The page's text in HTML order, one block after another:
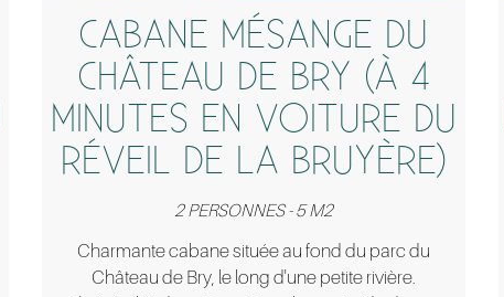
CABANE MÉSANGE DU
CHÂTEAU DE BRY (À 4
MINUTES EN VOITURE DU
RÉVEIL DE LA BRUYÈRE)
2 PERSONNES - 5 M2
Charmante cabane située au fond du parc du
Château de Bry, le long d'une petite rivière.